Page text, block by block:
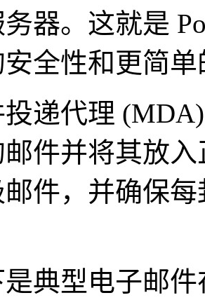
器。这就是
全性和更简
代理 (MDA)
件并将其放
件，并确保
型电子邮件